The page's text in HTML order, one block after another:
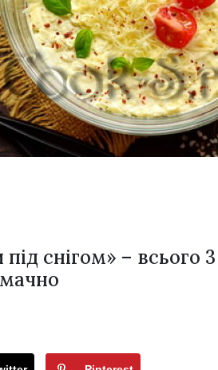
снігом» – всього 3